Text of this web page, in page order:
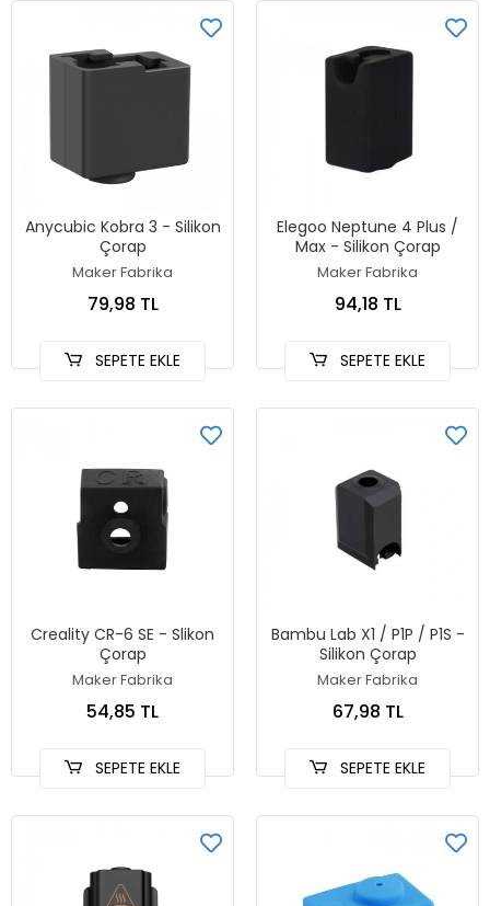
Anycubic Kobra 3 - Silikon
Çorap
Maker Fabrika
79,98 TL
SEPETE EKLE
Elegoo Neptune 4 Plus /
Max - Silikon Çorap
Maker Fabrika
94,18 TL
SEPETE EKLE
Creality CR-6 SE - Slikon
Çorap
Maker Fabrika
54,85 TL
SEPETE EKLE
Bambu Lab X1 / P1P / P1S -
Silikon Çorap
Maker Fabrika
67,98 TL
SEPETE EKLE